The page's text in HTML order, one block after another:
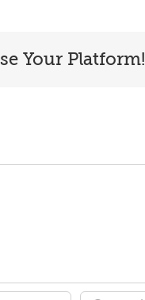
Your Platform!